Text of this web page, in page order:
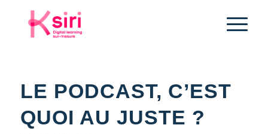
LE PODCAST, C’EST
QUOI AU JUSTE ?